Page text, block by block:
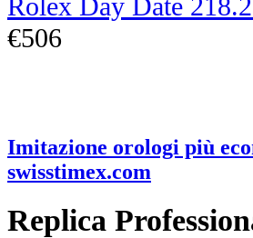
€506
Imitazione orologi più
swisstimex.com
Replica